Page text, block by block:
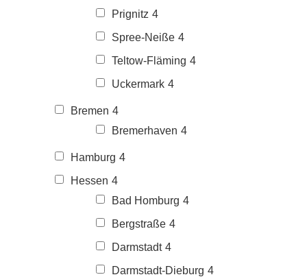
Prignitz 4
Spree-Neiße 4
Teltow-Fläming 4
Uckermark 4
Bremen 4
Bremerhaven 4
Hamburg 4
Hessen 4
Bad Homburg 4
Bergstraße 4
Darmstadt 4
Darmstadt-Dieburg 4